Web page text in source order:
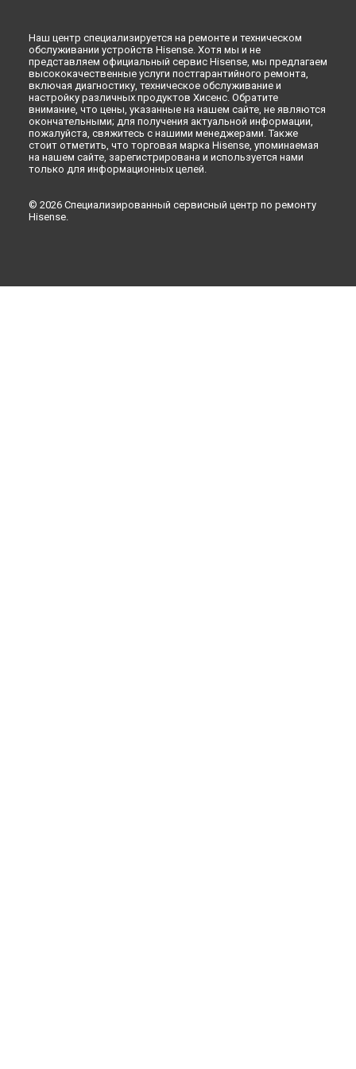
Наш центр специализируется на ремонте и техническом
обслуживании устройств Hisense. Хотя мы и не
представляем официальный сервис Hisense, мы предлагаем
высококачественные услуги постгарантийного ремонта,
включая диагностику, техническое обслуживание и
настройку различных продуктов Хисенс. Обратите
внимание, что цены, указанные на нашем сайте, не являются
окончательными; для получения актуальной информации,
пожалуйста, свяжитесь с нашими менеджерами. Также
стоит отметить, что торговая марка Hisense, упоминаемая
на нашем сайте, зарегистрирована и используется нами
только для информационных целей.
© 2026 Специализированный сервисный центр по ремонту
Hisense.